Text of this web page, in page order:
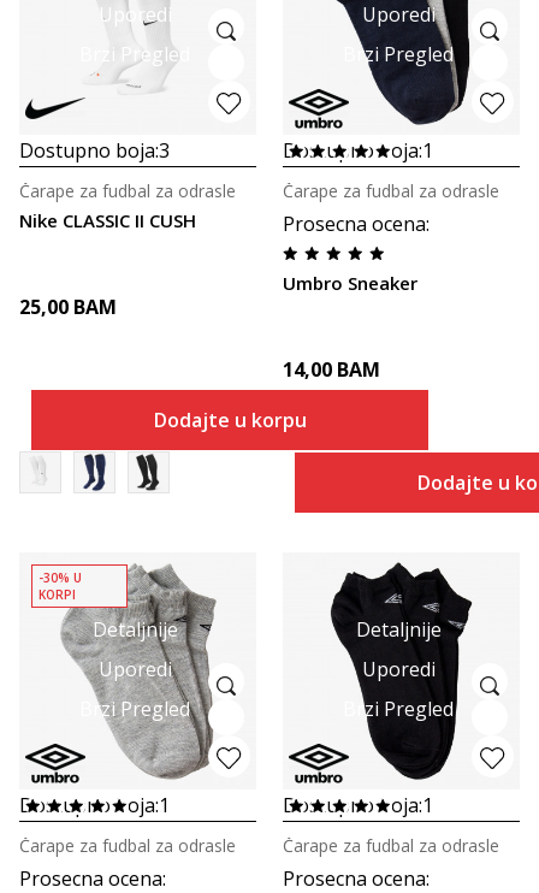
Uporedi
Brzi Pregled
Dostupno boja:3
Nike CLASSIC II CUSH
Čarape za fudbal za odrasle
25,00 BAM
Dodajte u korpu
Uporedi
Brzi Pregled
Dostupno boja:1
Prosecna ocena:
Umbro Sneaker
Čarape za fudbal za odrasle
14,00 BAM
Dodajte u
Detaljnije
Uporedi
Brzi Pregled
-30% U
KORPI
Dostupno boja:1
Prosecna ocena:
Čarape za fudbal za odrasle
Detaljnije
Uporedi
Brzi Pregled
Dostupno boja:1
Prosecna ocena:
Čarape za fudbal za odrasle